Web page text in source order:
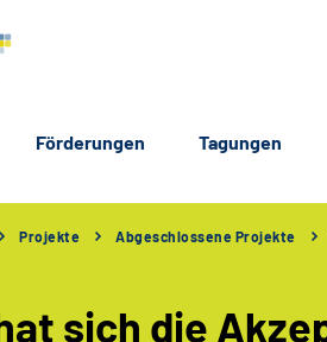
Förderungen Tagungen
Projekte Abgeschlossene Projekte
sich die